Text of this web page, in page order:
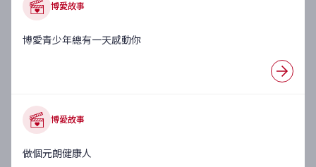
博愛故事
博愛青少年總有一天感動你
博愛故事
做個元朗健康人